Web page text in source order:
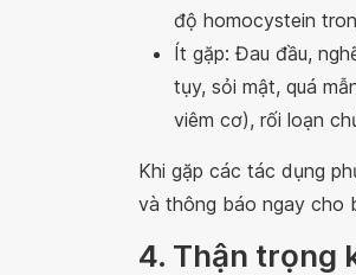
độ homocystein
Ít gặp: Đau đầu,
tụy, sỏi mật, quá
viêm cơ), rối loạn
Khi gặp các tác dụng
và thông báo ngay cho
4. Thận trọng